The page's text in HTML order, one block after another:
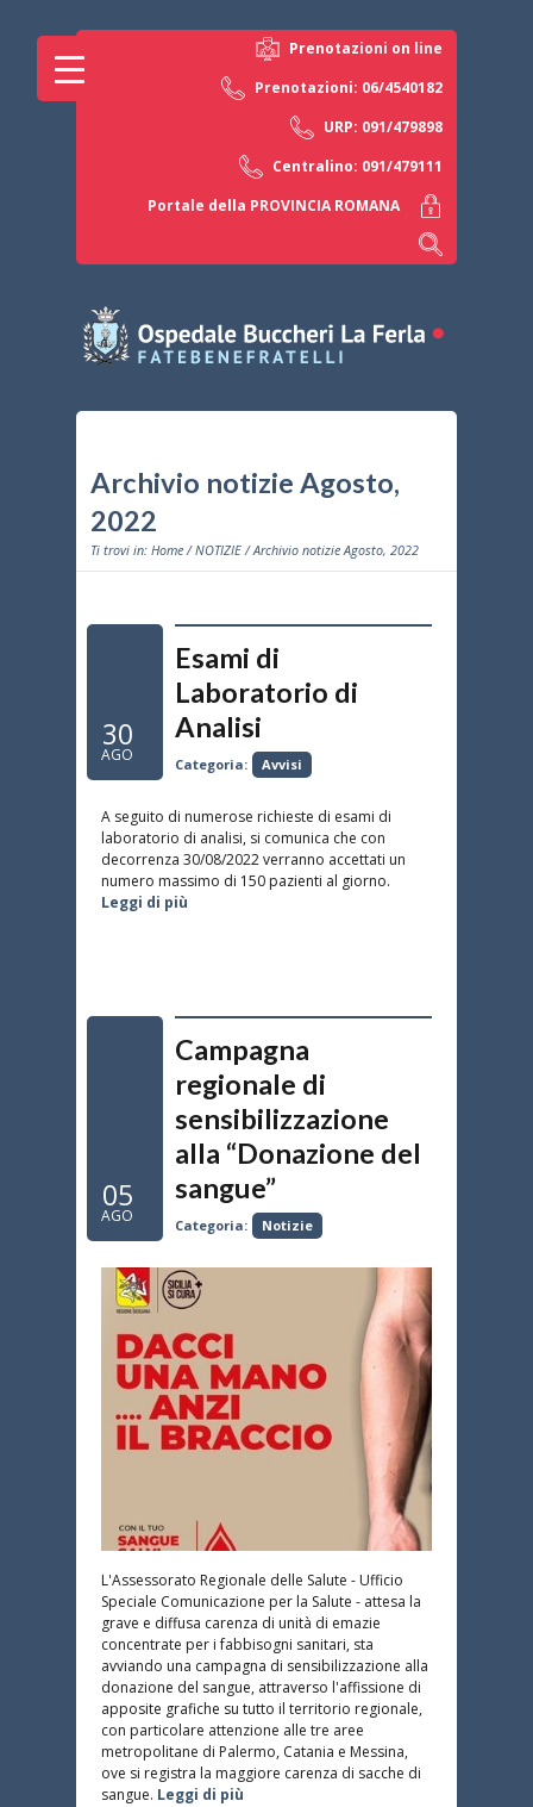
Prenotazioni on line
Prenotazioni: 06/4540182
URP: 091/479898
Centralino: 091/479111
Portale della PROVINCIA ROMANA
Archivio notizie Agosto,
2022
Ti trovi in: Home /NOTIZIE / Archivio notizie Agosto, 2022
30
AGO
Esami di
Laboratorio di
Analisi
Categoria: Avvisi
A seguito di numerose richieste di esami di
laboratorio di analisi, si comunica che con
decorrenza 30/08/2022 verranno accettati un
numero massimo di 150 pazienti al giorno.
Leggi di più
05
AGO
Campagna
regionale di
sensibilizzazione
alla “Donazione del
sangue”
Categoria: Notizie
L'Assessorato Regionale delle Salute - Ufficio
Speciale Comunicazione per la Salute - attesa la
grave e diffusa carenza di unità di emazie
concentrate per i fabbisogni sanitari, sta
avviando una campagna di sensibilizzazione alla
donazione del sangue, attraverso l'affissione di
apposite grafiche su tutto il territorio regionale,
con particolare attenzione alle tre aree
metropolitane di Palermo, Catania e Messina,
ove si registra la maggiore carenza di sacche di
sangue. Leggi di più